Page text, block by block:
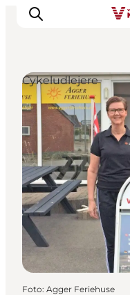
Feriesteder
Inspiration
Events
Overnatning
Planlæg din
Cykeludlejere
Foto: Agger Feriehuse